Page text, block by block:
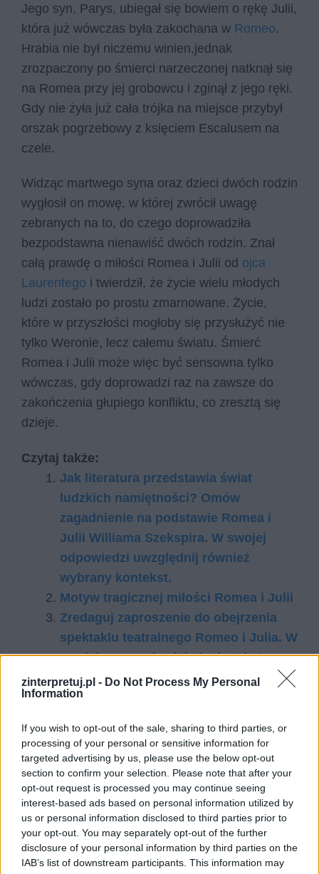
zinterpretuj.pl - Do Not Process My Personal
Information
If you wish to opt-out of the sale, sharing to third parties, or
processing of your personal or sensitive information for
targeted advertising by us, please use the below opt-out
section to confirm your selection. Please note that after your
opt-out request is processed you may continue seeing
interest-based ads based on personal information utilized by
us or personal information disclosed to third parties prior to
your opt-out. You may separately opt-out of the further
disclosure of your personal information by third parties on the
IAB’s list of downstream participants. This information may
Jego syn, Parys, ubiegał się bowiem o rękę Julii,
która już wówczas była zakochana w Romeo.
Hrabia nie był niczemu winien,jednak
zrozpaczony po śmierci narzeczonej natknął się
na Romea przy jej grobowcu i zginął z jego ręki.
Gdy nie żyła już cała trójka na miejsce przybył
orszak pogrzebowy z księciem Escalusem na
czele.
Widząc martwego syna oraz dzieci dwóch rodzin
wygłosił on mowę, w której zwrócił uwagę
zebranych na to, do czego doprowadziła
bezpodstawna nienawiść dwóch rodzin. Znał
całą prawdę o miłości Romea i Julii od ojca
Laurentego i twierdził, że życie wielu młodych
ludzi zostało po prostu zmarnowane. Życie,
które w przyszłości mogłoby się przysłużyć nie
tylko Weronie, lecz całemu światu. Śmierć
Romea i Julii może więc być sensowna tylko
wówczas, gdy doprowadzi raz na zawsze do
zakończenia głupiego konfliktu, co zresztą się
dzieje.
Czytaj także:
Jak literatura przedstawia świat
ludzkich namiętności? Omów
zagadnienie na podstawie Romea i
Julii Williama Szekspira. W swojej
odpowiedzi uwzględnij również
wybrany kontekst.
Motyw tragicznej miłości Romea i Julii
Zredaguj zaproszenie do obejrzenia
spektaklu teatralnego Romeo i Julia. W
swojej pracy odwołaj się do tekstu
prologu
Romeo i Julia – opis sceny
streszczenie
Kategorie
opracowania
Tagi
Romeo i Julia - opracowanie
Jaki jest punkt kulminacyjny w lekturze
Romeo i Julia?